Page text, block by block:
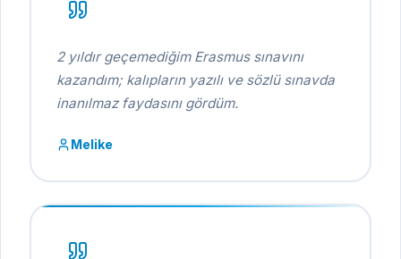
2 yıldır geçemediğim Erasmus sınavını
kazandım; kalıpların yazılı ve sözlü sınavda
inanılmaz faydasını gördüm.
Melike